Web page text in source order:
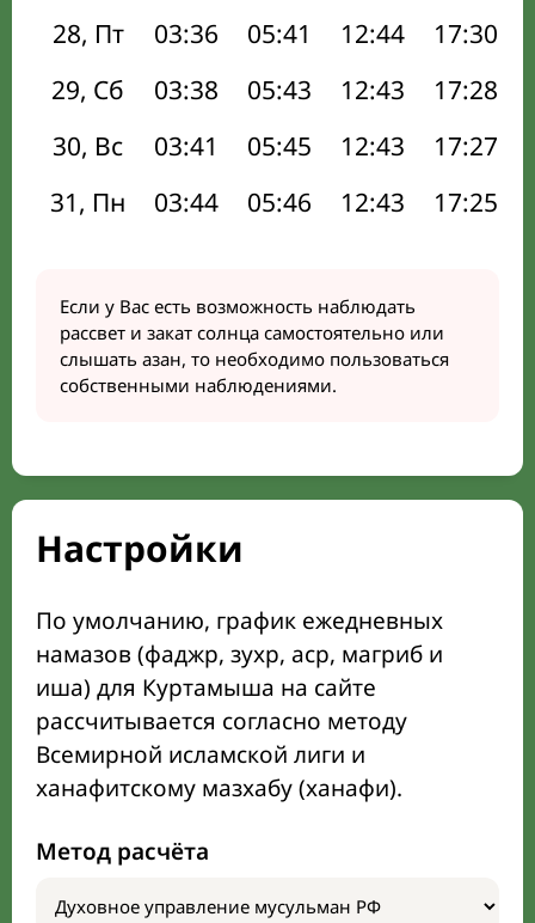
28, Пт
03:36 05:41 12:44 17:30
29, Сб
03:38 05:43 12:43 17:28
30, Вс
03:41 05:45 12:43 17:27
31, Пн
03:44 05:46 12:43 17:25
Если у Вас есть возможность наблюдать
рассвет и закат солнца самостоятельно или
слышать азан, то необходимо пользоваться
собственными наблюдениями.
Настройки
По умолчанию, график ежедневных
намазов (фаджр, зухр, аср, магриб и
иша) для Куртамыша на сайте
рассчитывается согласно методу
Всемирной исламской лиги и
ханафитскому мазхабу (ханафи).
Метод расчёта